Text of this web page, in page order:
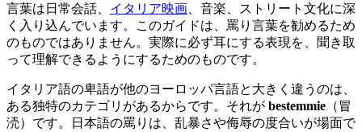
言葉は日常会話、 イタリア映画、音楽、ストリート文化に深
く入り込んでいます。このガイドは、罵り言葉を勧めるため
のものではありません。実際に必ず耳にする表現を、聞き取
って理解できるようにするためのものです。
イタリア語の卑語が他のヨーロッパ言語と大きく違うのは、
ある独特のカテゴリがあるからです。それが bestemmie （冒
涜）です。日本語の罵りは、乱暴さや侮辱の度合いが場面で